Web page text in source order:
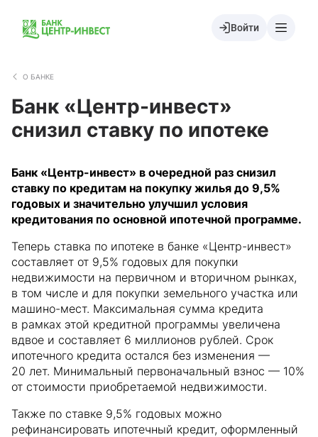
Войти
О БАНКЕ
Банк «Центр-инвест»
снизил ставку по ипотеке
Банк «Центр-инвест» в очередной раз снизил
ставку по кредитам на покупку жилья до 9,5%
годовых и значительно улучшил условия
кредитования по основной ипотечной программе.
Теперь ставка по ипотеке в банке «Центр-инвест»
составляет от 9,5% годовых для покупки
недвижимости на первичном и вторичном рынках,
в том числе и для покупки земельного участка или
машино-мест. Максимальная сумма кредита
в рамках этой кредитной программы увеличена
вдвое и составляет 6 миллионов рублей. Срок
ипотечного кредита остался без изменения —
20 лет. Минимальный первоначальный взнос — 10%
от стоимости приобретаемой недвижимости.
Также по ставке 9,5% годовых можно
рефинансировать ипотечный кредит, оформленный